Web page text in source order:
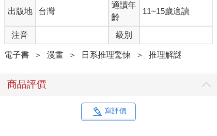
出版地 台灣
適讀年
齡
11~15歲適讀
注音 級別
電子書 ＞ 漫畫 ＞ 日系推理驚悚 ＞ 推理解謎
商品評價
寫評價